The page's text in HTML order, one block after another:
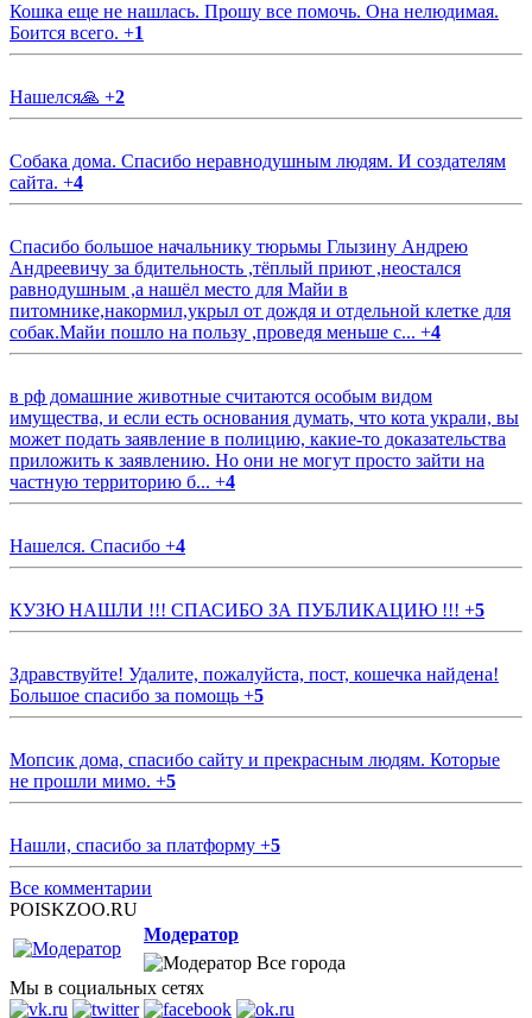
Кошка еще не нашлась. Прошу все помочь. Она нелюдимая.
Боится всего. +1
Нашелся🙏 +2
Собака дома. Спасибо неравнодушным людям. И создателям
сайта. +4
Спасибо большое начальнику тюрьмы Глызину Андрею
Андреевичу за бдительность ,тёплый приют ,неостался
равнодушным ,а нашёл место для Майи в
питомнике,накормил,укрыл от дождя и отдельной клетке для
собак.Майи пошло на пользу ,проведя меньше с... +4
в рф домашние животные считаются особым видом
имущества, и если есть основания думать, что кота украли, вы
может подать заявление в полицию, какие-то доказательства
приложить к заявлению. Но они не могут просто зайти на
частную территорию б... +4
Нашелся. Спасибо +4
КУЗЮ НАШЛИ !!! СПАСИБО ЗА ПУБЛИКАЦИЮ !!! +5
Здравствуйте! Удалите, пожалуйста, пост, кошечка найдена!
Большое спасибо за помощь +5
Мопсик дома, спасибо сайту и прекрасным людям. Которые
не прошли мимо. +5
Нашли, спасибо за платформу +5
Все комментарии
POISKZOO.RU
Модератор
Все города
Мы в социальных сетях